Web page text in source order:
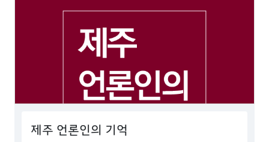
제주 언론인의 기억